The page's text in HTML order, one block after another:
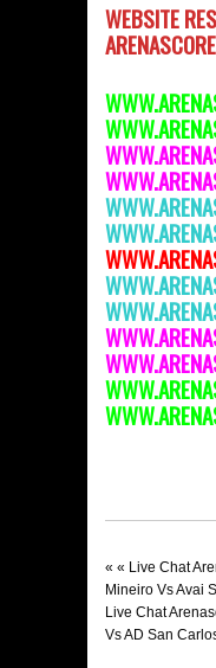
WEBSITE
« « Live Chat
Mineiro Vs Avai
Live Chat
Vs AD San